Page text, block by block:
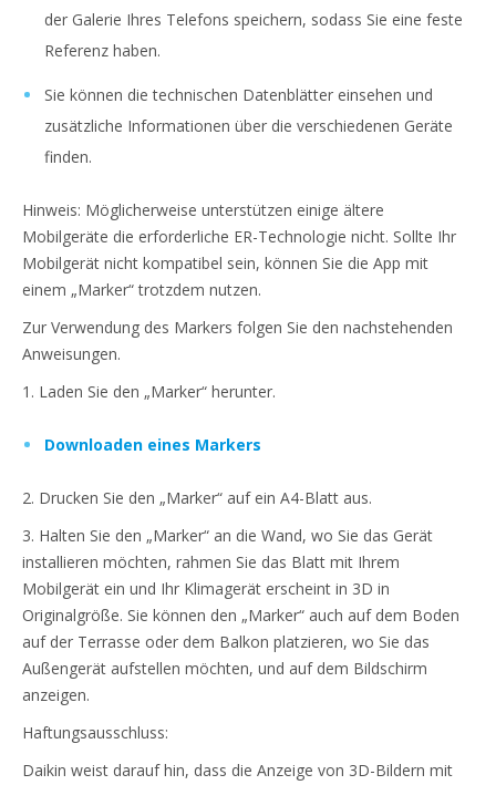
der Galerie Ihres Telefons speichern, sodass Sie eine feste
Referenz haben.
Sie können die technischen Datenblätter einsehen und
zusätzliche Informationen über die verschiedenen Geräte
finden.
Hinweis: Möglicherweise unterstützen einige ältere
Mobilgeräte die erforderliche ER-Technologie nicht. Sollte Ihr
Mobilgerät nicht kompatibel sein, können Sie die App mit
einem „Marker“ trotzdem nutzen.
Zur Verwendung des Markers folgen Sie den nachstehenden
Anweisungen.
1. Laden Sie den „Marker“ herunter.
Downloaden eines Markers
2. Drucken Sie den „Marker“ auf ein A4-Blatt aus.
3. Halten Sie den „Marker“ an die Wand, wo Sie das Gerät
installieren möchten, rahmen Sie das Blatt mit Ihrem
Mobilgerät ein und Ihr Klimagerät erscheint in 3D in
Originalgröße. Sie können den „Marker“ auch auf dem Boden
auf der Terrasse oder dem Balkon platzieren, wo Sie das
Außengerät aufstellen möchten, und auf dem Bildschirm
anzeigen.
Haftungsausschluss:
Daikin weist darauf hin, dass die Anzeige von 3D-Bildern mit